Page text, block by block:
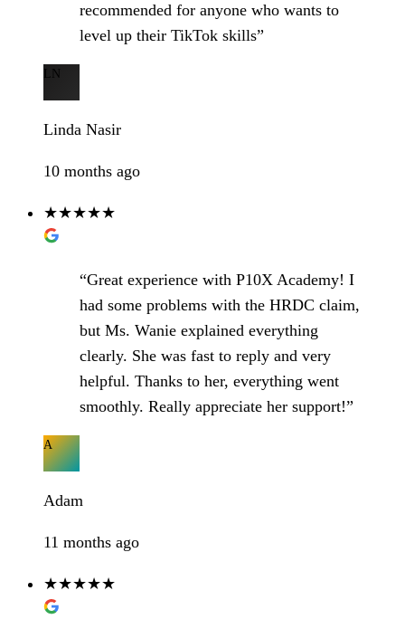
recommended for anyone who wants to
level up their TikTok skills”
LN
Linda Nasir
10 months ago
★★★★★
“Great experience with P10X Academy! I
had some problems with the HRDC claim,
but Ms. Wanie explained everything
clearly. She was fast to reply and very
helpful. Thanks to her, everything went
smoothly. Really appreciate her support!”
A
Adam
11 months ago
★★★★★